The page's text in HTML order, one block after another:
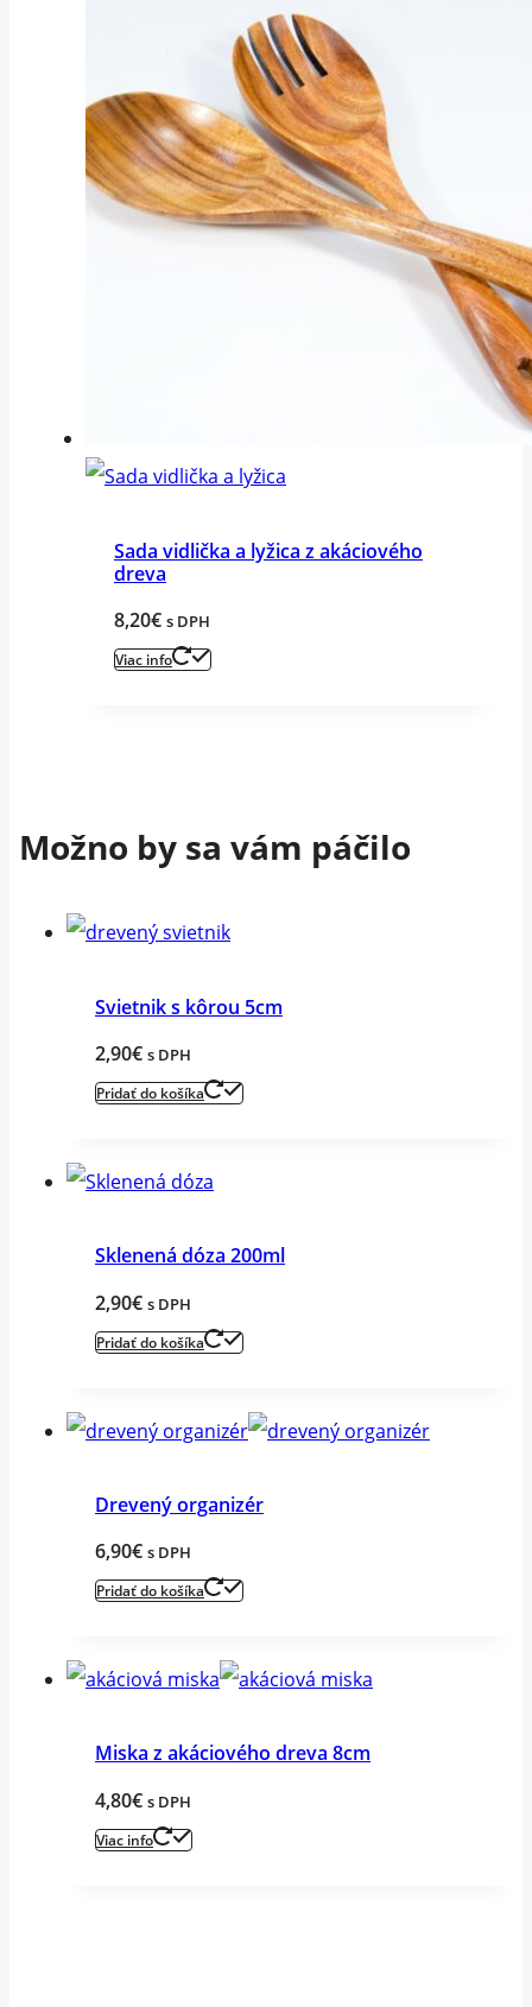
Sada vidlička a lyžica z akáciového
dreva
8,20€ s DPH
Viac info
Možno by sa vám páčilo
Svietnik s kôrou 5cm
2,90€ s DPH
Pridať do košíka
Sklenená dóza 200ml
2,90€ s DPH
Pridať do košíka
Drevený organizér
6,90€ s DPH
Pridať do košíka
Miska z akáciového dreva 8cm
4,80€ s DPH
Viac info